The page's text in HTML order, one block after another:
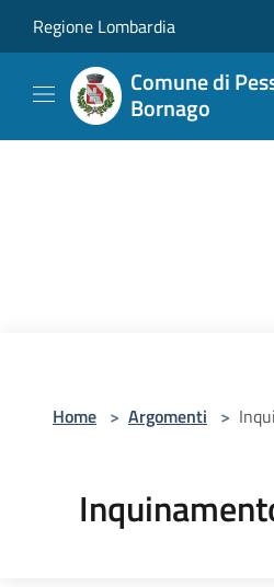
Regione Lombardia
Comune di
Bornago
Home > Argomenti >